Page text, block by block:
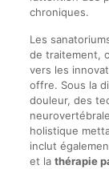
chroniques.
Les
de traitement,
vers les
offre. Sous la
douleur, des
holistique
inclut
et la thérapie